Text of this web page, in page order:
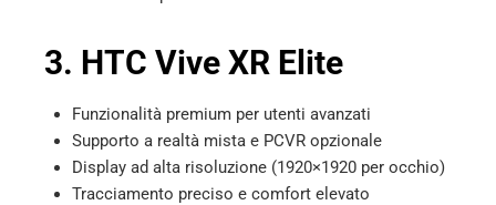
3. HTC Vive XR Elite
Funzionalità premium per utenti avanzati
Supporto a realtà mista e PCVR opzionale
Display ad alta risoluzione (1920×1920 per occhio)
Tracciamento preciso e comfort elevato